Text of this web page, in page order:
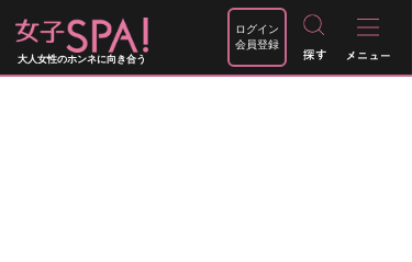
大人女性のホンネに向き合う
ログイン
会員登録